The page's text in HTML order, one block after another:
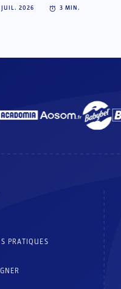
2026 3 MIN.
PRATIQUES